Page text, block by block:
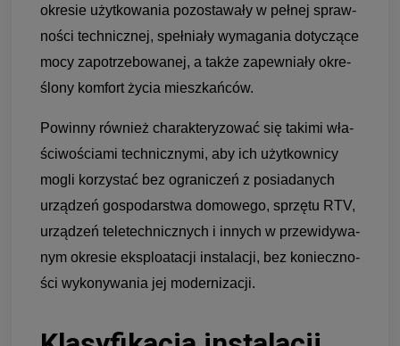
okre­sie użyt­ko­wa­nia pozo­sta­wały w peł­nej spraw­
no­ści tech­nicz­nej, speł­niały wyma­ga­nia doty­czące
mocy zapo­trze­bo­wa­nej, a także zapew­niały okre­
ślony kom­fort życia miesz­kań­ców.
Powinny rów­nież cha­rak­te­ry­zo­wać się takimi wła­
ści­wo­ściami tech­nicz­nymi, aby ich użyt­kow­nicy
mogli korzy­stać bez ogra­ni­czeń z posia­da­nych
urzą­dzeń gospo­dar­stwa domo­wego, sprzętu RTV,
urzą­dzeń tele­tech­nicz­nych i innych w prze­wi­dy­wa­
nym okre­sie eks­plo­ata­cji insta­la­cji, bez koniecz­no­
ści wyko­ny­wa­nia jej moder­ni­za­cji.